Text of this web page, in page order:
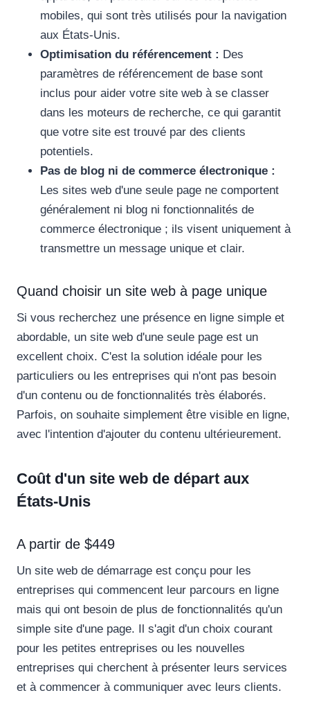
mobiles, qui sont très utilisés pour la navigation
aux États-Unis.
Optimisation du référencement : Des
paramètres de référencement de base sont
inclus pour aider votre site web à se classer
dans les moteurs de recherche, ce qui garantit
que votre site est trouvé par des clients
potentiels.
Pas de blog ni de commerce électronique :
Les sites web d'une seule page ne comportent
généralement ni blog ni fonctionnalités de
commerce électronique ; ils visent uniquement à
transmettre un message unique et clair.
Quand choisir un site web à page unique
Si vous recherchez une présence en ligne simple et
abordable, un site web d'une seule page est un
excellent choix. C'est la solution idéale pour les
particuliers ou les entreprises qui n'ont pas besoin
d'un contenu ou de fonctionnalités très élaborés.
Parfois, on souhaite simplement être visible en ligne,
avec l'intention d'ajouter du contenu ultérieurement.
Coût d'un site web de départ aux
États-Unis
A partir de $449
Un site web de démarrage est conçu pour les
entreprises qui commencent leur parcours en ligne
mais qui ont besoin de plus de fonctionnalités qu'un
simple site d'une page. Il s'agit d'un choix courant
pour les petites entreprises ou les nouvelles
entreprises qui cherchent à présenter leurs services
et à commencer à communiquer avec leurs clients.